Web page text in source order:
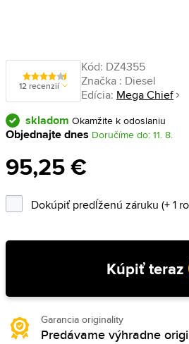
12 recenzií
Kód: DZ4355
Značka : Diesel
Edícia: Mega Chief
skladom Okamžite k odoslaniu
Objednajte dnes Doručíme do: 11. 8.
95,25 €
Dokúpiť predĺženú záruku (+ 1
Kúpiť teraz
Garancia originality
Predávame výhradne